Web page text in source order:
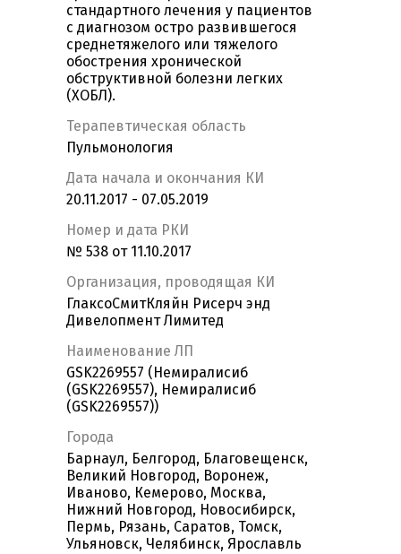
стандартного лечения у пациентов
с диагнозом остро развившегося
среднетяжелого или тяжелого
обострения хронической
обструктивной болезни легких
(ХОБЛ).
Терапевтическая область
Пульмонология
Дата начала и окончания КИ
20.11.2017 - 07.05.2019
Номер и дата РКИ
№ 538 от 11.10.2017
Организация, проводящая КИ
ГлаксоСмитКляйн Рисерч энд
Дивелопмент Лимитед
Наименование ЛП
GSK2269557 (Немиралисиб
(GSK2269557), Немиралисиб
(GSK2269557))
Города
Барнаул, Белгород, Благовещенск,
Великий Новгород, Воронеж,
Иваново, Кемерово, Москва,
Нижний Новгород, Новосибирск,
Пермь, Рязань, Саратов, Томск,
Ульяновск, Челябинск, Ярославль